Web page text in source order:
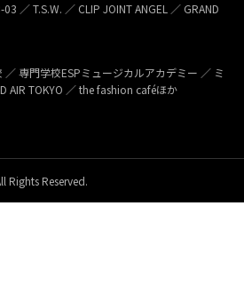
／ T.S.W. ／ CLIP JOINT ANGEL ／ GRAND
専門学校ESPミュージカルアカデミー ／ ミ
AIR TOKYO ／ the fashion caféほか
Rights Reserved.